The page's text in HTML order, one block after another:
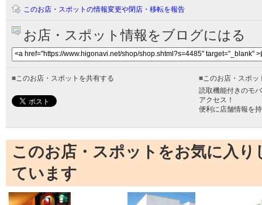
このお店・スポットの情報変更や閉店・移転を報告
お店・スポット情報をブログにはる
■ このお店・スポットを共有する ■ このお店・スポ
読取機能付きのモ
アクセス！
便利に店舗情報を
このお店・スポットをお気に入
ています